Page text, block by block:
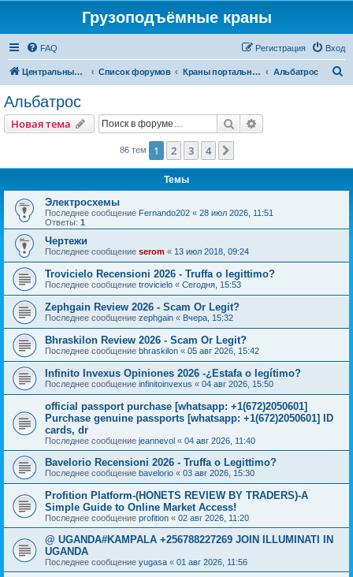
Грузоподъёмные краны
FAQ Вход
Регистрация
Центральный сайт Список форумов Краны портальные Альбатрос
Альбатрос
Новая тема Поиск
86 тем 1 2 3 4
Темы
Электросхемы
Последнее сообщение Fernando202 « 28 июл 2026, 11:51
Ответы: 1
Чертежи
Последнее сообщение serom « 13 июл 2018, 09:24
Trovicielo Recensioni 2026 - Truffa o legittimo?
Последнее сообщение trovicielo « Сегодня, 15:53
Zephgain Review 2026 - Scam Or Legit?
Последнее сообщение zephgain « Вчера, 15:32
Bhraskilon Review 2026 - Scam Or Legit?
Последнее сообщение bhraskilon « 05 авг 2026, 15:42
Infinito Invexus Opiniones 2026 -¿Estafa o legítimo?
Последнее сообщение infinitoinvexus « 04 авг 2026, 15:50
official passport purchase [whatsapp: +1(672)2050601]
Purchase genuine passports [whatsapp: +1(672)2050601] ID
cards, dr
Последнее сообщение jeannevol « 04 авг 2026, 11:40
Bavelorio Recensioni 2026 - Truffa o Legittimo?
Последнее сообщение bavelorio « 03 авг 2026, 15:30
Profition Platform-(HONETS REVIEW BY TRADERS)-A
Simple Guide to Online Market Access!
Последнее сообщение profition « 02 авг 2026, 11:20
@ UGANDA#KAMPALA +256788227269 JOIN ILLUMINATI IN
UGANDA
Последнее сообщение yugasa « 01 авг 2026, 11:56